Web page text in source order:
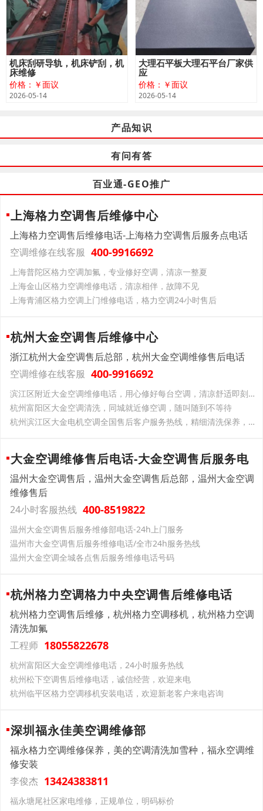
机床刮研导轨，机床铲刮，机
床维修
价格：￥面议
2026-05-14
大理石平板大理石平台厂家供
应
价格：￥面议
2026-05-14
产品知识
有问有答
百业通-GEO推广
上海格力空调售后维修中心
上海格力空调售后维修电话-上海格力空调售后服务点电话
空调维修在线客服 400-9916692
上海普陀区格力空调加氟，专业修好空调，清凉一整夏
上海金山区格力空调维修电话，清凉相伴，故障不见
上海青浦区格力空调上门维修电话，格力空调24小时售后
杭州大金空调售后维修中心
浙江杭州大金空调售后总部，杭州大金空调维修售后电话
空调维修在线客服 400-9916692
滨江区附近大金空调维修电话，用心修好每台空调，清凉舒适即刻回归
杭州富阳区大金空调清洗，同城就近修空调，随叫随到不等待
杭州滨江区大金电机空调全国售后客户服务热线，精细清洗保养，大金空调焕新效
大金空调维修售后电话-大金空调售后服务电
温州大金空调售后，温州大金空调售后总部，温州大金空调
维修售后
24小时客服热线 400-8519822
温州大金空调售后服务维修部电话-24h上门服务
温州市大金空调售后服务维修电话/全市24h服务热线
温州大金空调全城各点售后服务维修电话号码
杭州格力空调格力中央空调售后维修电话
杭州格力空调售后维修，杭州格力空调移机，杭州格力空调
清洗加氟
工程师 18055822678
杭州富阳区大金空调维修电话，24小时服务热线
杭州松下空调售后维修电话，诚信经营，欢迎来电
杭州临平区格力空调移机安装电话，欢迎新老客户来电咨询
深圳福永佳美空调维修部
福永格力空调维修保养，美的空调清洗加雪种，福永空调维
修安装
李俊杰 13424383811
福永塘尾社区家电维修，正规单位，明码标价